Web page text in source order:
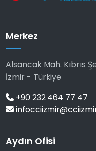
Merkez
Alsancak Mah. Kıbrıs
İzmir - Türkiye
+90 232 464 77 47
Aydın Ofisi